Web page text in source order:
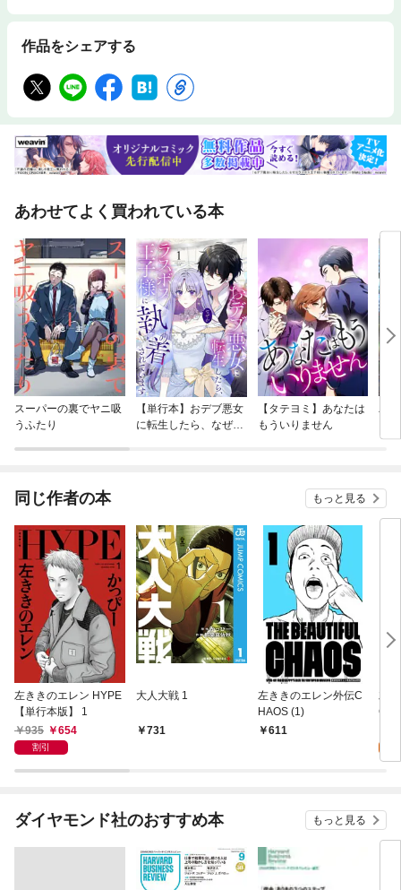
作品をシェアする
あわせてよく買われている本
スーパーの裏でヤニ吸
うふたり
【単行本】おデブ悪女
に転生したら、なぜか
【タテヨミ】あなたは
もういりません
バ
今
同じ作者の本 もっと見る
左ききのエレン HYPE
【単行本版】 1
935
654
割引
大人大戦 1
731
左ききのエレン外伝C
HAOS (1)
611
左
ダイヤモンド社のおすすめ本 もっと見る